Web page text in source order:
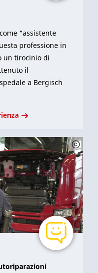
“assistente
professione in
un tirocinio di
il
a Bergisch